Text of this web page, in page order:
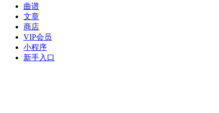
曲谱
文章
商店
VIP会员
小程序
新手入口